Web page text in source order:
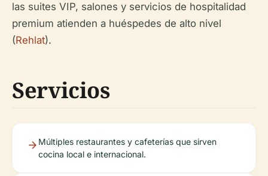
las suites VIP, salones y servicios de hospitalidad
premium atienden a huéspedes de alto nivel
(Rehlat).
Servicios
Múltiples restaurantes y cafeterías que sirven
cocina local e internacional.